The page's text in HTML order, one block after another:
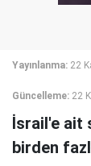
Yayınlanma: 22
Güncelleme: 22
İsrail'e ait
birden